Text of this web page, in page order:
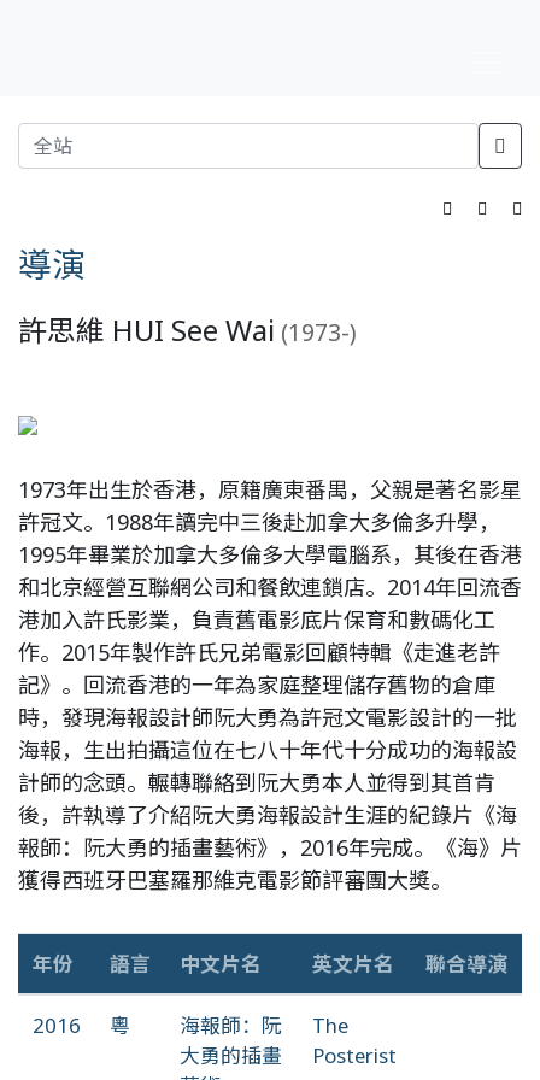
導演
許思維 HUI See Wai (1973-)
1973年出生於香港，原籍廣東番禺，父親是著名影星
許冠文。1988年讀完中三後赴加拿大多倫多升學，
1995年畢業於加拿大多倫多大學電腦系，其後在香港
和北京經營互聯網公司和餐飲連鎖店。2014年回流香
港加入許氏影業，負責舊電影底片保育和數碼化工
作。2015年製作許氏兄弟電影回顧特輯《走進老許
記》。回流香港的一年為家庭整理儲存舊物的倉庫
時，發現海報設計師阮大勇為許冠文電影設計的一批
海報，生出拍攝這位在七八十年代十分成功的海報設
計師的念頭。輾轉聯絡到阮大勇本人並得到其首肯
後，許執導了介紹阮大勇海報設計生涯的紀錄片《海
報師：阮大勇的插畫藝術》，2016年完成。《海》片
獲得西班牙巴塞羅那維克電影節評審團大獎。
年份 語言 中文片名 英文片名 聯合導演
2016 粵
海報師：阮
大勇的插畫
The
Posterist